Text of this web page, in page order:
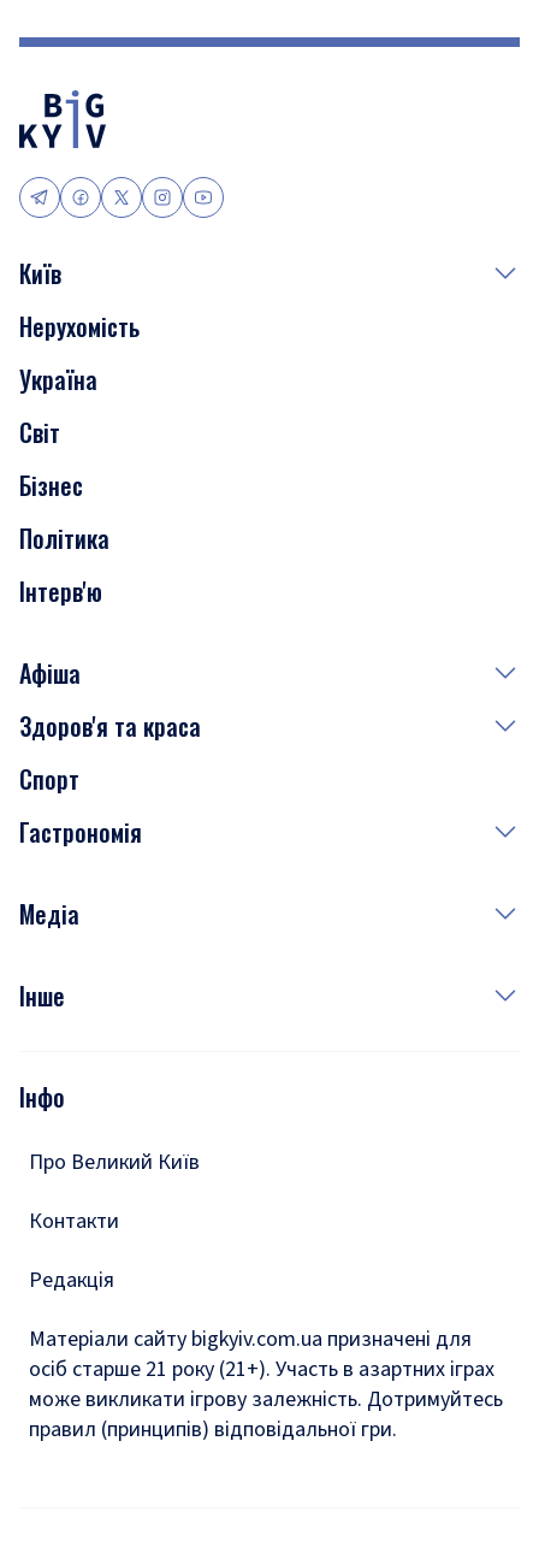
Київ
Події
Скандали
Нерухомість
Транспорт
Нерухомість
Україна
Світ
Бізнес
Політика
Інтерв'ю
Афіша
Сьогодні
Завтра
Субота
Здоров'я та краса
Медицина
Краса
Спорт
Гастрономія
Рецепти
Медіа
Фото
Подкасти
Інше
Тести
Інфо
Про Великий Київ
Контакти
Редакція
Матеріали сайту bigkyiv.com.ua призначені для
осіб старше 21 року (21+). Участь в азартних іграх
може викликати ігрову залежність. Дотримуйтесь
правил (принципів) відповідальної гри.